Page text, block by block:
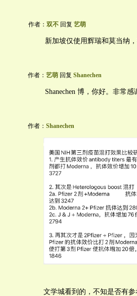
作者： 双不 回复 艺萌
新加坡仅使用辉瑞和莫当纳
作者： 艺萌 回复 Shanechen
Shanechen 博，你好。非常
作者： Shanechen
文学城看到的，不知是否有